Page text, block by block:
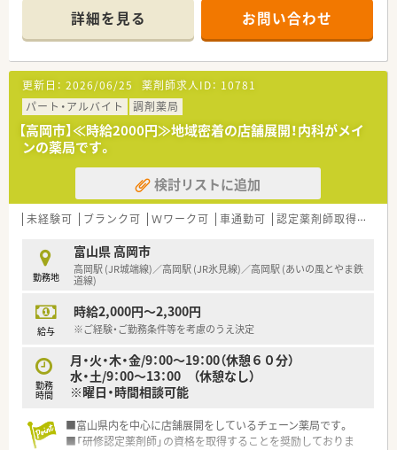
■調剤経験不問！未経験やブランクのある方もしっかりとした研
修がございます。
詳細を見る お問い合わせ
更新日： 2026/06/25 薬剤師求人ID： 10781
パート・アルバイト
調剤薬局
【高岡市】≪時給2000円≫地域密着の店舗展開！内科がメイ
ンの薬局です。
検討リストに追加
未経験可 ブランク可 Ｗワーク可 車通勤可 認定薬剤師取得支援あり
勤務地
富山県 高岡市
高岡駅 (JR城端線)／高岡駅 (JR氷見線)／高岡駅 (あいの風とやま鉄
道線)
給与
時給2,000円～2,300円
※ご経験・ご勤務条件等を考慮のうえ決定
勤務
時間
月・火・木・金/9：00～19：00（休憩６０分）
水・土/9：00～13：00 （休憩なし）
※曜日・時間相談可能
■富山県内を中心に店舗展開をしているチェーン薬局です。
■「研修認定薬剤師」の資格を取得することを奨励しておりま